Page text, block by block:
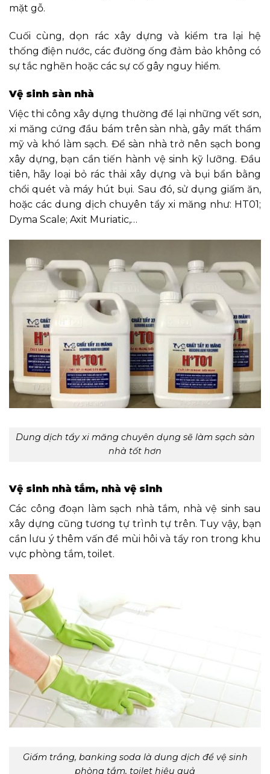
mặt gỗ.
Cuối cùng, dọn rác xây dựng và kiểm tra lại hệ
thống điện nước, các đường ống đảm bảo không có
sự tắc nghẽn hoặc các sự cố gây nguy hiểm.
Vệ sinh sàn nhà
Việc thi công xây dựng thường để lại những vết sơn,
xi măng cứng đầu bám trên sàn nhà, gây mất thẩm
mỹ và khó làm sạch. Để sàn nhà trở nên sạch bong
xây dựng, bạn cần tiến hành vệ sinh kỹ lưỡng. Đầu
tiên, hãy loại bỏ rác thải xây dựng và bụi bẩn bằng
chổi quét và máy hút bụi. Sau đó, sử dụng giấm ăn,
hoặc các dung dịch chuyên tẩy xi măng như: HT01;
Dyma Scale; Axit Muriatic,…
Dung dịch tẩy xi măng chuyên dụng sẽ làm sạch sàn
nhà tốt hơn
Vệ sinh nhà tắm, nhà vệ sinh
Các công đoạn làm sạch nhà tắm, nhà vệ sinh sau
xây dựng cũng tương tự trình tự trên. Tuy vậy, bạn
cần lưu ý thêm vấn đề mùi hôi và tẩy ron trong khu
vực phòng tắm, toilet.
Giấm trắng, banking soda là dung dịch để vệ sinh
phòng tắm, toilet hiệu quả